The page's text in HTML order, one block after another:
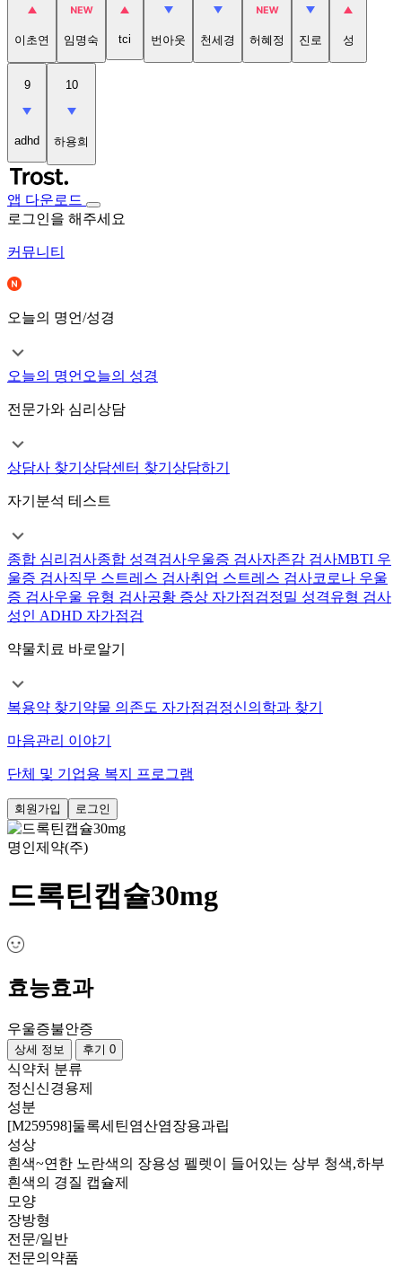
이초연 임명숙 tci 번아웃 천세경 허혜정 진로 성
9
adhd
10
하용희
앱 다운로드
로그인을 해주세요
커뮤니티
오늘의 명언/성경
오늘의 명언 오늘의 성경
전문가와 심리상담
상담사 찾기 상담센터 찾기 상담하기
자기분석 테스트
종합 심리검사종합 성격검사우울증 검사자존감 검사MBTI 우
울증 검사직무 스트레스 검사취업 스트레스 검사코로나 우울
증 검사우울 유형 검사공황 증상 자가점검정밀 성격유형 검사
성인 ADHD 자가점검
약물치료 바로알기
복용약 찾기 약물 의존도 자가점검정신의학과 찾기
마음관리 이야기
단체 및 기업용 복지 프로그램
회원가입 로그인
명인제약(주)
드록틴캡슐30mg
효능효과
우울증불안증
상세 정보 후기 0
식약처 분류
정신신경용제
성분
[M259598]둘록세틴염산염장용과립
성상
흰색~연한 노란색의 장용성 펠렛이 들어있는 상부 청색,하부
흰색의 경질 캡슐제
모양
장방형
전문/일반
전문의약품